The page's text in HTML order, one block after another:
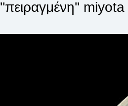
''πειραγμένη''